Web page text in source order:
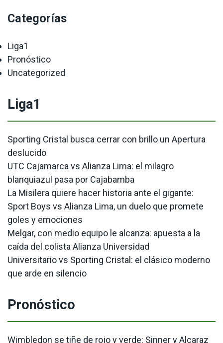
Categorías
Liga1
Pronóstico
Uncategorized
Liga1
Sporting Cristal busca cerrar con brillo un Apertura
deslucido
UTC Cajamarca vs Alianza Lima: el milagro
blanquiazul pasa por Cajabamba
La Misilera quiere hacer historia ante el gigante:
Sport Boys vs Alianza Lima, un duelo que promete
goles y emociones
Melgar, con medio equipo le alcanza: apuesta a la
caída del colista Alianza Universidad
Universitario vs Sporting Cristal: el clásico moderno
que arde en silencio
Pronóstico
Wimbledon se tiñe de rojo y verde: Sinner y Alcaraz